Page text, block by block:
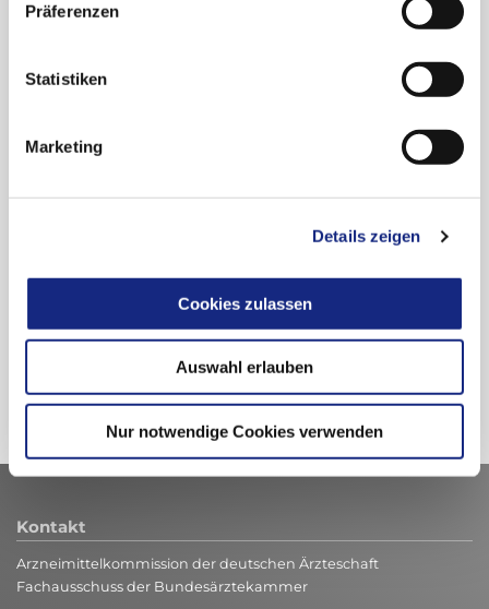
Präferenzen
Statistiken
Marketing
Details zeigen
Cookies zulassen
Auswahl erlauben
Nur notwendige Cookies verwenden
Zur Übersicht
Kontakt
Arzneimittelkommission der deutschen Ärzteschaft
Fachausschuss der Bundesärztekammer